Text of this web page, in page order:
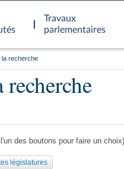
Travaux
parlementaires
la recherche
recherche
des boutons pour faire un choix)
législatures